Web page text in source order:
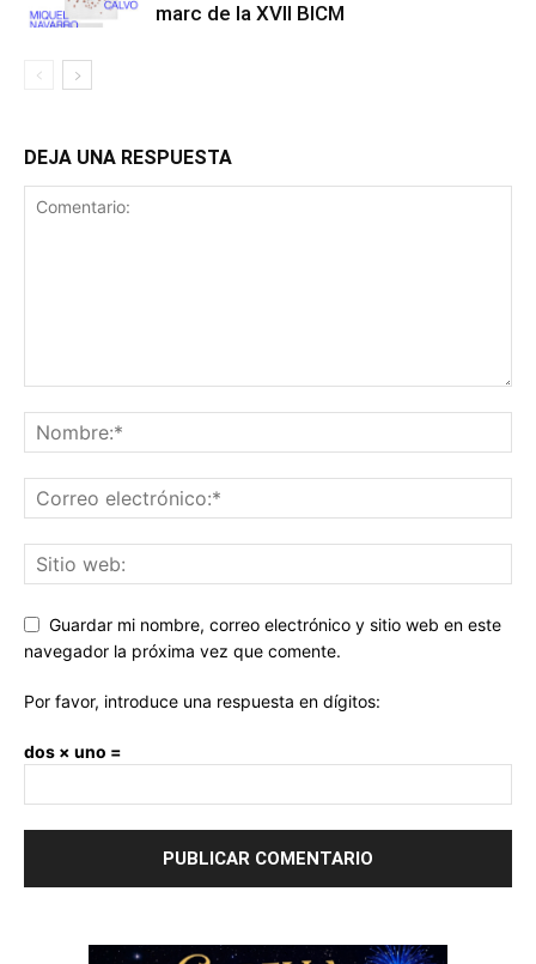
marc de la XVII BICM
DEJA UNA RESPUESTA
Guardar mi nombre, correo electrónico y sitio web en este
navegador la próxima vez que comente.
Por favor, introduce una respuesta en dígitos:
dos × uno =